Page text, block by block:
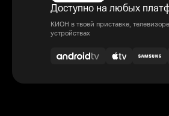
Доступно на любых
КИОН в твоей приставке,
устройствах